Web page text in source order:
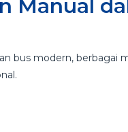
Manual
bus modern, berbagai